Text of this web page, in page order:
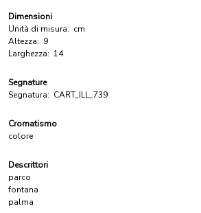
Dimensioni
Unità di misura: cm
Altezza: 9
Larghezza: 14
Segnature
Segnatura: CART_ILL_739
Cromatismo
colore
Descrittori
parco
fontana
palma